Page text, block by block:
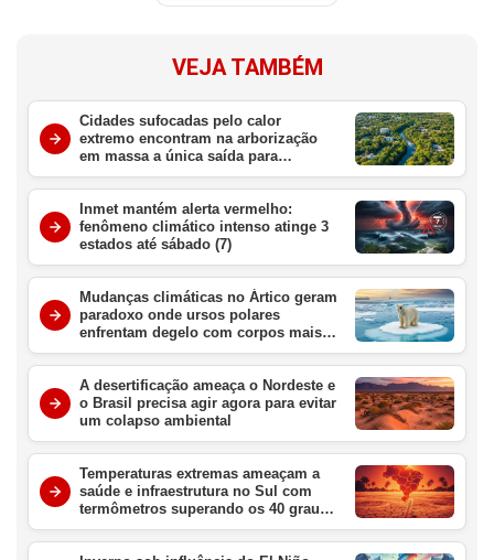
VEJA TAMBÉM
Cidades sufocadas pelo calor
extremo encontram na arborização
em massa a única saída para
sobreviver ao aquecimento global
Inmet mantém alerta vermelho:
fenômeno climático intenso atinge 3
estados até sábado (7)
Mudanças climáticas no Ártico geram
paradoxo onde ursos polares
enfrentam degelo com corpos mais
gordos e saudáveis
A desertificação ameaça o Nordeste e
o Brasil precisa agir agora para evitar
um colapso ambiental
Temperaturas extremas ameaçam a
saúde e infraestrutura no Sul com
termômetros superando os 40 graus
nesta semana